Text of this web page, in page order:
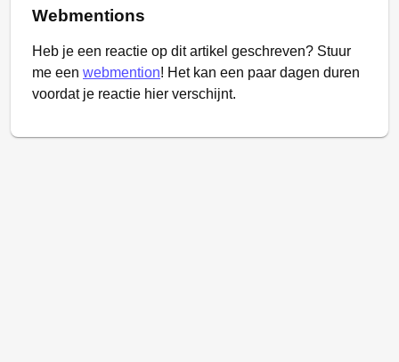
Webmentions
Heb je een reactie op dit artikel geschreven? Stuur
me een webmention! Het kan een paar dagen duren
voordat je reactie hier verschijnt.